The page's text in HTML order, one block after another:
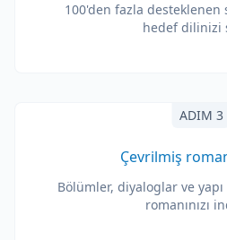
100'den fazla desteklenen
hedef dilinizi
ADIM 3
Çevrilmiş
Bölümler, diyaloglar ve
romanınızı